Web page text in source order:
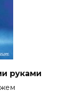
руками